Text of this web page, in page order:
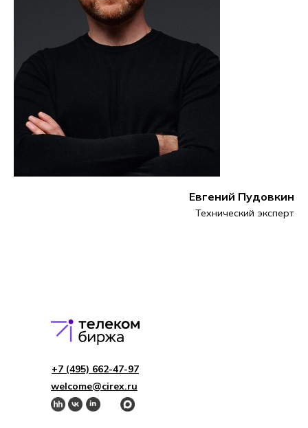
Евгений Пудовкин
Технический эксперт
welcome@cirex.ru
+7 (495) 662-4 7-97